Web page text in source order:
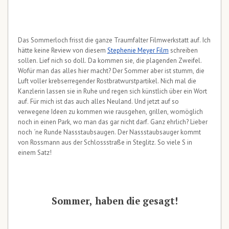
Das Sommerloch frisst die ganze Traumfalter Filmwerkstatt auf. Ich
hätte keine Review von diesem Stephenie Meyer Film schreiben
sollen. Lief nich so doll. Da kommen sie, die plagenden Zweifel.
Wofür man das alles hier macht? Der Sommer aber ist stumm, die
Luft voller krebserregender Rostbratwurstpartikel. Nich mal die
Kanzlerin lassen sie in Ruhe und regen sich künstlich über ein Wort
auf. Für mich ist das auch alles Neuland. Und jetzt auf so
verwegene Ideen zu kommen wie rausgehen, grillen, womöglich
noch in einen Park, wo man das gar nicht darf. Ganz ehrlich? Lieber
noch ´ne Runde Nassstaubsaugen. Der Nassstaubsauger kommt
von Rossmann aus der Schlossstraße in Steglitz. So viele S in
einem Satz!
Sommer, haben die gesagt!